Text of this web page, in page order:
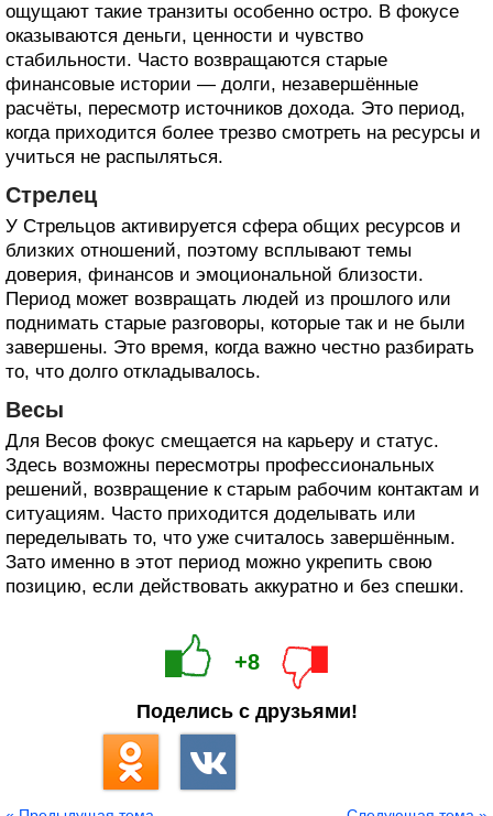
ощущают такие транзиты особенно остро. В фокусе
оказываются деньги, ценности и чувство
стабильности. Часто возвращаются старые
финансовые истории — долги, незавершённые
расчёты, пересмотр источников дохода. Это период,
когда приходится более трезво смотреть на ресурсы и
учиться не распыляться.
Стрелец
У Стрельцов активируется сфера общих ресурсов и
близких отношений, поэтому всплывают темы
доверия, финансов и эмоциональной близости.
Период может возвращать людей из прошлого или
поднимать старые разговоры, которые так и не были
завершены. Это время, когда важно честно разбирать
то, что долго откладывалось.
Весы
Для Весов фокус смещается на карьеру и статус.
Здесь возможны пересмотры профессиональных
решений, возвращение к старым рабочим контактам и
ситуациям. Часто приходится доделывать или
переделывать то, что уже считалось завершённым.
Зато именно в этот период можно укрепить свою
позицию, если действовать аккуратно и без спешки.
+8
Поделись с друзьями!